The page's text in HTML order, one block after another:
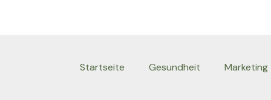
Startseite Gesundheit Marketing